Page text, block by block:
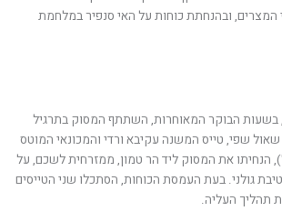
ובהנחתת כוחות על האי סנפיר במלחמת
ביום 25 לנובמבר 1968, בשעות הבוקר המאוחרות, השתתף המסוק בתרגיל
שפי, טייס המשנה עקיבא ורדי והמכונאי המוטס
הנחיתו את המסוק ליד הר טמון, ממזרחית לשכם, על
גולני. בעת העמסת הכוחות, הסתכלו שני הטייסים
תהליך העליה.